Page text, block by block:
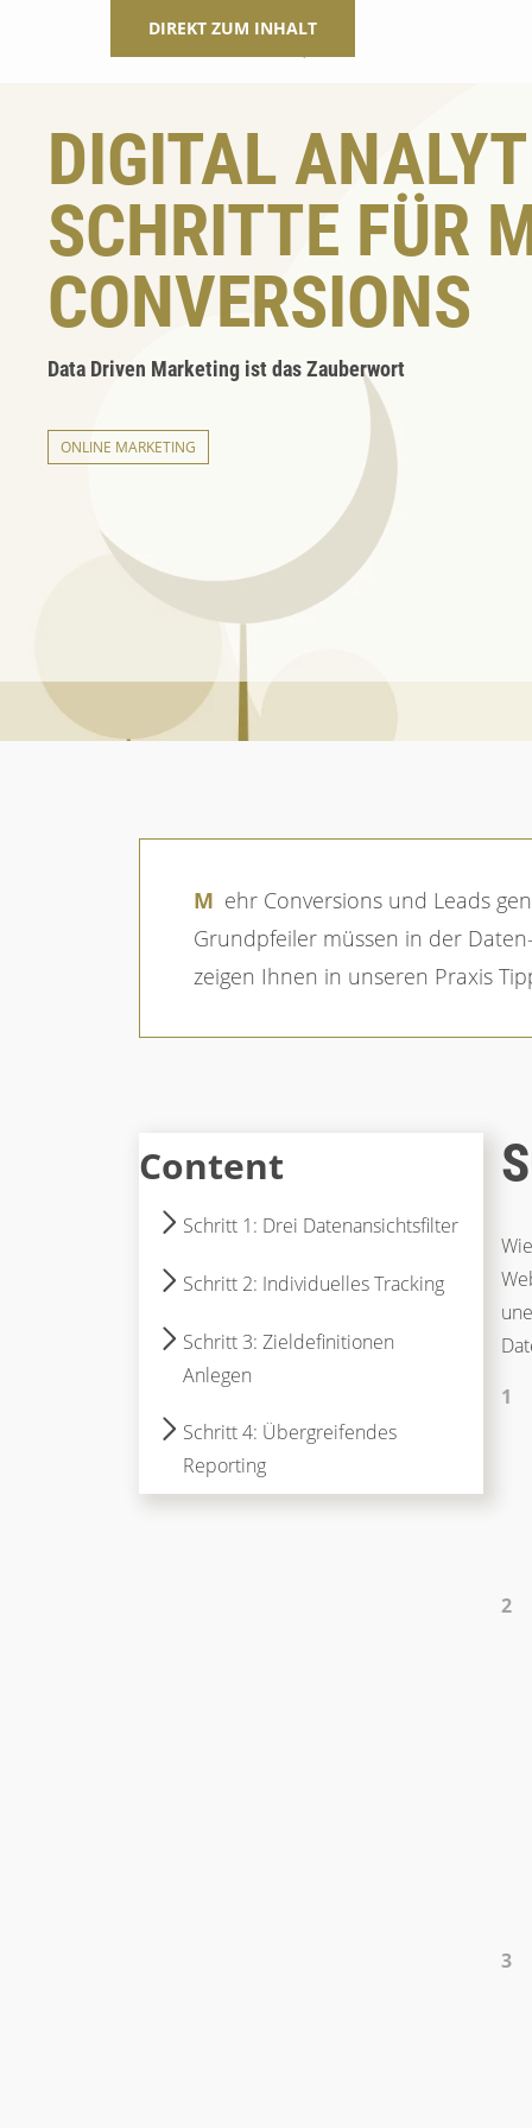
DIREKT ZUM INHALT
DIGITAL
SCHRITTE FÜR
CONVERSIONS
Data Driven Marketing ist das Zauberwort
ONLINE MARKETING
Breadcrumb
Startseite
Mehr Conversions und Leads generieren – das gelingt am besten mit datengetriebenem Marketing. Doch welche
Grundpfeiler müssen in der
zeigen Ihnen in unseren Praxis
Content
Schritt 1: Drei Datenansichtsfilter
Schritt 2: Individuelles Tracking
Schritt 3: Zieldefinitionen
Anlegen
Schritt 4: Übergreifendes
Reporting